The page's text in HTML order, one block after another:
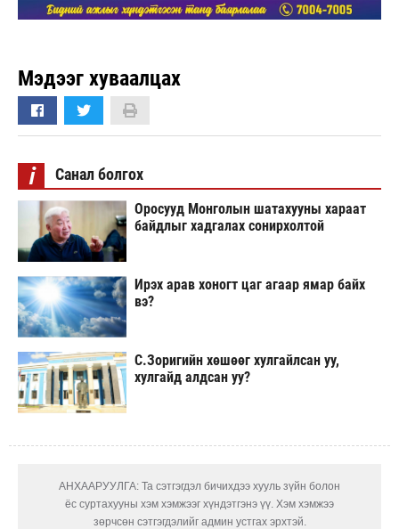
Мэдээг хуваалцах
i Санал болгох
Оросууд Монголын шатахууны хараат
байдлыг хадгалах сонирхолтой
Ирэх арав хоногт цаг агаар ямар байх
вэ?
С.Зоригийн хөшөөг хулгайлсан уу,
хулгайд алдсан уу?
АНХААРУУЛГА: Та сэтгэгдэл бичихдээ хууль зүйн болон
ёс суртахууны хэм хэмжээг хүндэтгэнэ үү. Хэм хэмжээ
зөрчсөн сэтгэгдэлийг админ устгах эрхтэй.